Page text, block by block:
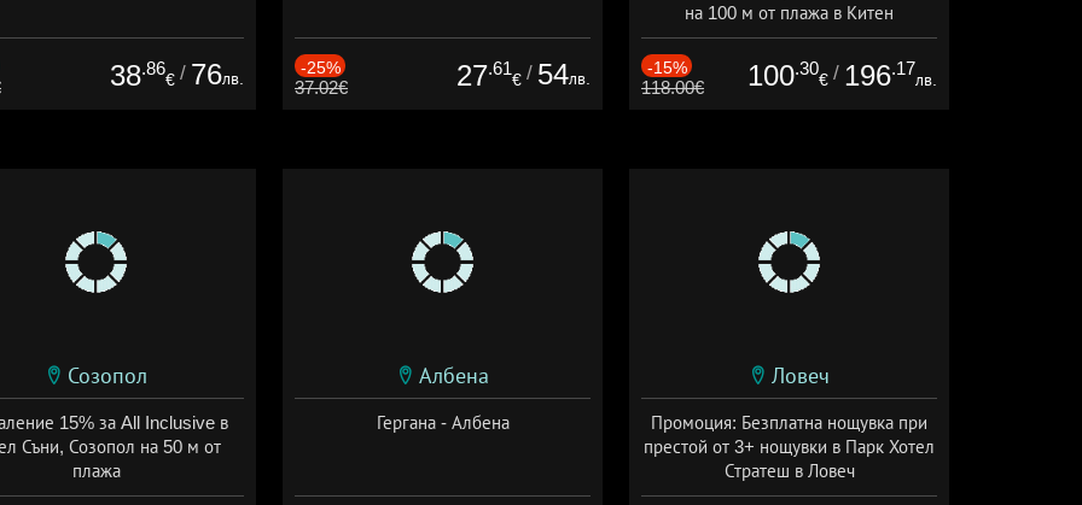
38.86
€ / 76лв.
-25%
37.02€ 27.61
€ / 54лв.
на 100 м от плажа в Китен
Дата: 01.06 - 29.09 + all inclusive
-15%
118.00€ 100.30
€ / 196.17
лв.
Созопол
15% за All Inclusive в
Съни, Созопол на 50 м от
плажа
30.07 - 30.09 + all inclusive
Албена
Гергана - Албена
Ловеч
Промоция: Безплатна нощувка при
престой от 3+ нощувки в Парк Хотел
Стратеш в Ловеч
Дата: 14.05 - 01.10 + полупансион